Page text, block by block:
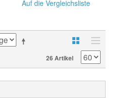
Auf die Vergleichsliste
26 Artikel